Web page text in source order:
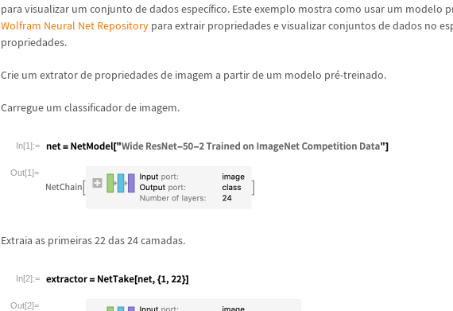
para visualizar um conjunto de dados específico. Este exemplo mostra como usar um modelo
Wolfram Neural Net Repository para extrair propriedades e visualizar conjuntos de dados no
propriedades.
Crie um extrator de propriedades de imagem a partir de um modelo pré-treinado.
Carregue um classificador de imagem.
In[1]:=
Out[1]=
Extraia as primeiras 22 das 24 camadas.
In[2]:=
Out[2]=